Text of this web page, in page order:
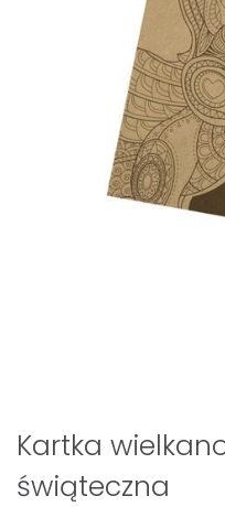
Kartka
świąteczna